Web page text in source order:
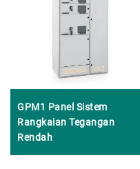
GPM1 Panel Sistem
Rangkaian Tegangan
Rendah